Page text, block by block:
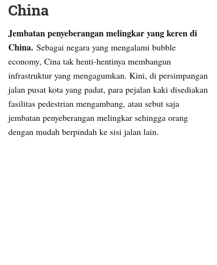
China
Jembatan penyeberangan melingkar yang keren di
China. Sebagai negara yang mengalami bubble
economy, Cina tak henti-hentinya membangun
infrastruktur yang mengagumkan. Kini, di persimpangan
jalan pusat kota yang padat, para pejalan kaki disediakan
fasilitas pedestrian mengambang, atau sebut saja
jembatan penyeberangan melingkar sehingga orang
dengan mudah berpindah ke sisi jalan lain.